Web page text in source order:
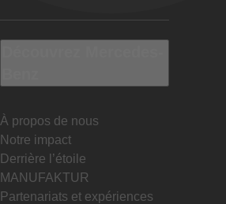
À propos de nous
Notre impact
Derrière l’étoile
MANUFAKTUR
Partenariats et expériences